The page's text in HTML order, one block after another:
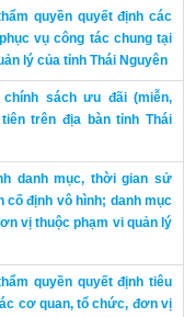
quyền quyết định các
vụ công tác chung tại
lý của tỉnh Thái Nguyên
chính sách ưu đãi (miễn,
trên địa bàn tỉnh Thái
danh mục, thời gian sử
cố định vô hình; danh mục
vị thuộc phạm vi quản lý
quyền quyết định tiêu
cơ quan, tổ chức, đơn vị